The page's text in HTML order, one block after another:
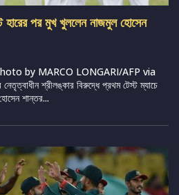
হারের পর মুখ খুললেন নাজমুল হোসেন
by MARCO LONGARI/AFP via
শ্রীলঙ্কার বিরুদ্ধে প্রথম টেস্ট ম্যাচে
শান্তর...